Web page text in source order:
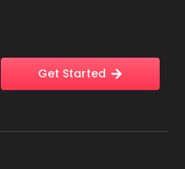
Get Started